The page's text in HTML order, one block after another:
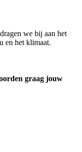
we bij aan het
en het klimaat.
graag jouw